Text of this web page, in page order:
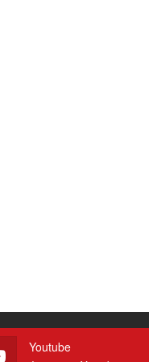
Youtube